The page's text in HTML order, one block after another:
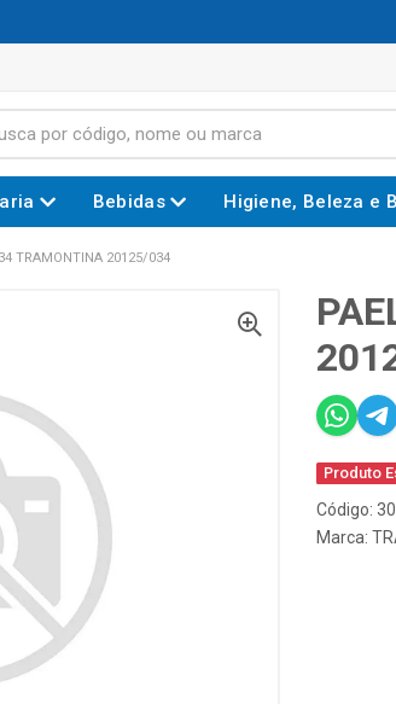
Bebidas Higiene, Beleza e
TRAMONTINA 20125/034
Produto
Código:
Marca: